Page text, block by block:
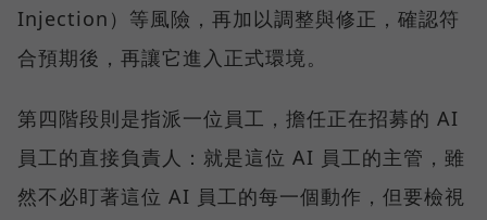
Injection）等風險，再加以調整與修正，確認符
合預期後，再讓它進入正式環境。
第四階段則是指派一位員工，擔任正在招募的 AI
員工的直接負責人：就是這位 AI 員工的主管，雖
然不必盯著這位 AI 員工的每一個動作，但要檢視